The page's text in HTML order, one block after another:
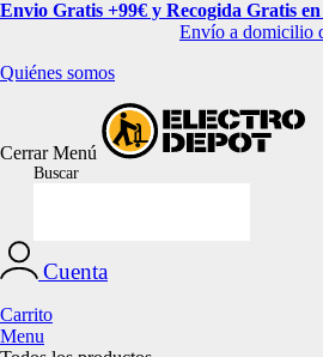
Envio Gratis +99€ y Recogida Gratis
Envío a domicilio
Quiénes somos
CerrarMenú
Buscar
Cuenta
Carrito
Menu